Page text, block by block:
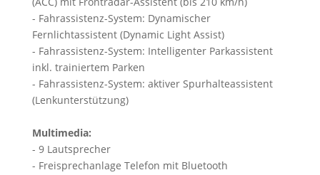
- Fahrassistenz-System: Dynamischer
Fernlichtassistent (Dynamic Light Assist)
- Fahrassistenz-System: Intelligenter Parkassistent
inkl. trainiertem Parken
- Fahrassistenz-System: aktiver Spurhalteassistent
(Lenkunterstützung)
Multimedia:
- 9 Lautsprecher
- Freisprechanlage Telefon mit Bluetooth